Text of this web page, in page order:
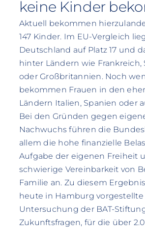
keine Kinder
Aktuell bekommen
147 Kinder. Im EU-Vergleich
Deutschland auf Platz 17 und
hinter Ländern wie Frankreich,
oder Großbritannien. Noch
bekommen Frauen in den
Ländern Italien, Spanien oder
Bei den Gründen gegen
Nachwuchs führen die
allem die hohe finanzielle
Aufgabe der eigenen Freiheit
schwierige Vereinbarkeit von
Familie an. Zu diesem
heute in Hamburg vorgestellte
Untersuchung der BAT-
Zukunftsfragen, für die über